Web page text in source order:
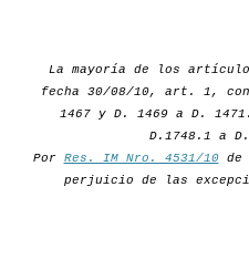
La mayoría de los
fecha 30/08/10, art. 1,
1467 y D. 1469 a D.
D.1748.1 a
Por Res. IM Nro. 4531/10de
perjuicio de las